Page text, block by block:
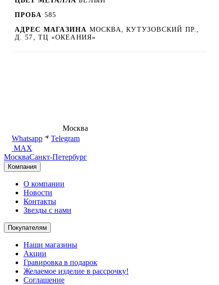
ПРОБА 585
АДРЕС МАГАЗИНА МОСКВА, КУТУЗОВСКИЙ ПР.,
Д. 57, ТЦ «ОКЕАНИЯ»
Москва
Whatsapp
Telegram
MAX
МоскваСанкт-Петербург
Компания
О компании
Новости
Контакты
Звезды с нами
Покупателям
Наши магазины
Акции
Гравировка в подарок
Желаемое изделие в рассрочку!
Соглашение